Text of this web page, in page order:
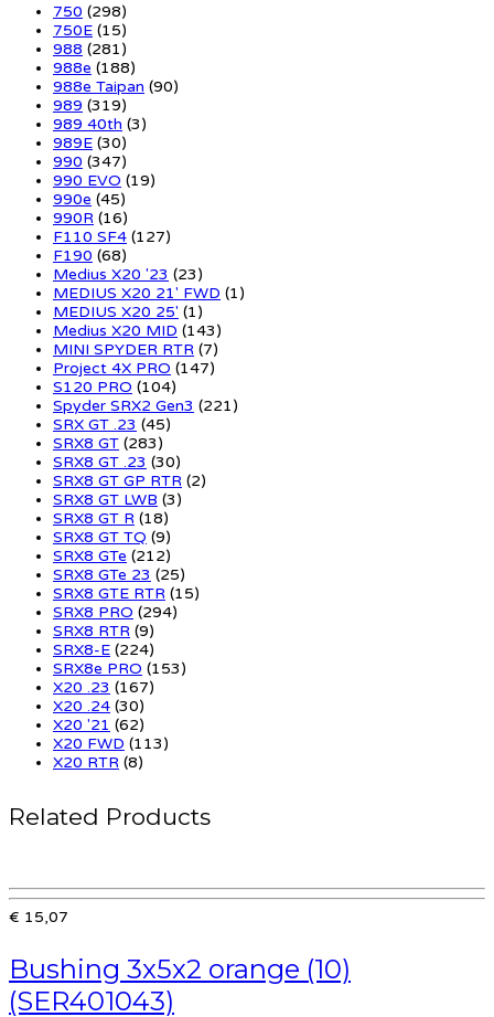
750 (298)
750E (15)
988 (281)
988e (188)
988e Taipan (90)
989 (319)
989 40th (3)
989E (30)
990 (347)
990 EVO (19)
990e (45)
990R (16)
F110 SF4 (127)
F190 (68)
Medius X20 '23 (23)
MEDIUS X20 21' FWD (1)
MEDIUS X20 25' (1)
Medius X20 MID (143)
MINI SPYDER RTR (7)
Project 4X PRO (147)
S120 PRO (104)
Spyder SRX2 Gen3 (221)
SRX GT .23 (45)
SRX8 GT (283)
SRX8 GT .23 (30)
SRX8 GT GP RTR (2)
SRX8 GT LWB (3)
SRX8 GT R (18)
SRX8 GT TQ (9)
SRX8 GTe (212)
SRX8 GTe 23 (25)
SRX8 GTE RTR (15)
SRX8 PRO (294)
SRX8 RTR (9)
SRX8-E (224)
SRX8e PRO (153)
X20 .23 (167)
X20 .24 (30)
X20 '21 (62)
X20 FWD (113)
X20 RTR (8)
Related Products
€ 15,07
Bushing 3x5x2 orange (10)
(SER401043)